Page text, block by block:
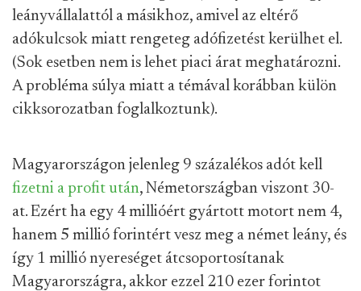
leányvállalattól a másikhoz, amivel az eltérő
adókulcsok miatt rengeteg adófizetést kerülhet el.
(Sok esetben nem is lehet piaci árat meghatározni.
A probléma súlya miatt a témával korábban külön
cikksorozatban foglalkoztunk).
Magyarországon jelenleg 9 százalékos adót kell
fizetni a profit után, Németországban viszont 30-
at. Ezért ha egy 4 millióért gyártott motort nem 4,
hanem 5 millió forintért vesz meg a német leány, és
így 1 millió nyereséget átcsoportosítanak
Magyarországra, akkor ezzel 210 ezer forintot